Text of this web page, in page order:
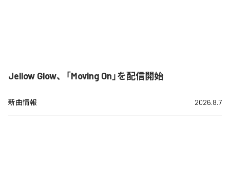
Jellow Glow、「Moving On」を配信開始
新曲情報 2026.8.7